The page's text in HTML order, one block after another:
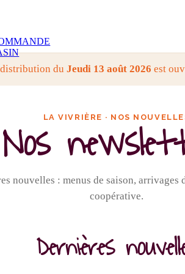
du Jeudi 13 août 2026 est
LA VIVRIÈRE · NOS
Nos
nouvelles : menus de saison, arrivages
coopérative.
Dernières